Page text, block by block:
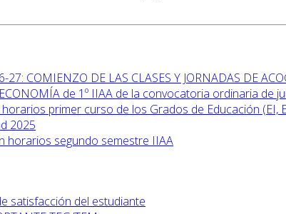
27: COMIENZO DE LAS CLASES Y JORNADAS DE
de 1º IIAA de la convocatoria ordinaria de
primer curso de los Grados de Educación (EI,
2025
horarios segundo semestre IIAA
satisfacción del estudiante